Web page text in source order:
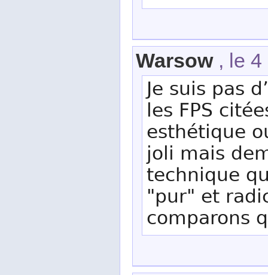
Warsow, le 4
Je suis pas
les FPS
esthétique
joli mais
technique
"pur" et
comparons